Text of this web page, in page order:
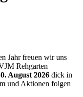
Jahr freuen wir uns
Rehgarten
August 2026 dick in
und Aktionen folgen